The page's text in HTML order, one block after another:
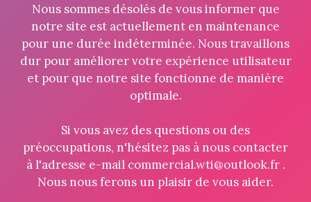
Nous sommes désolés de vous informer que
notre site est actuellement en maintenance
pour une durée indéterminée. Nous travaillons
dur pour améliorer votre expérience utilisateur
et pour que notre site fonctionne de manière
optimale.
Si vous avez des questions ou des
préoccupations, n'hésitez pas à nous contacter
à l'adresse e-mail commercial.wti@outlook.fr .
Nous nous ferons un plaisir de vous aider.